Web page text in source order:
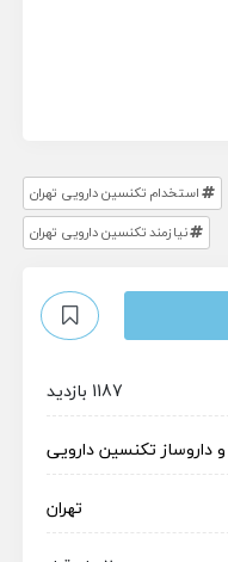
استخدام تکنسین دارویی تهران
نیازمند تکنسین دارویی تهران
1187 بازدید
داروساز تکنسین دارویی
تهران